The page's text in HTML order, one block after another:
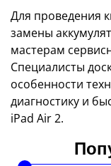
Для проведения
замены
мастерам
Специалисты
особенности
диагностику и
iPad Air 2.